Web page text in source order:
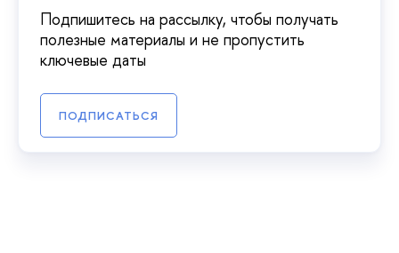
Подпишитесь на рассылку, чтобы получать
полезные материалы и не пропустить
ключевые даты
ПОДПИСАТЬСЯ